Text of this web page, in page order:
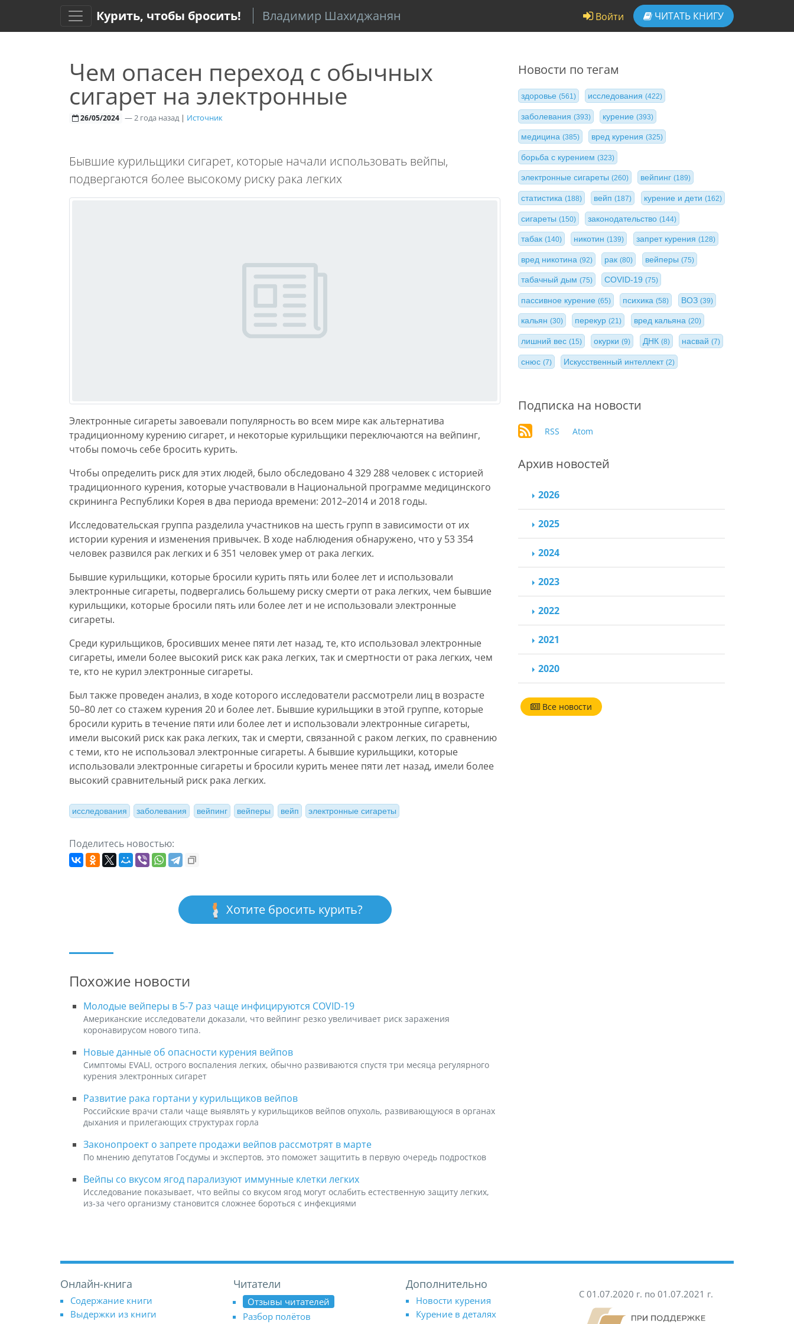
Курить, чтобы бросить! Владимир Шахиджанян Войти ЧИТАТЬ КНИГУ
Чем опасен переход с обычных
сигарет на электронные
26/05/2024 —2 года назад | Источник
Бывшие курильщики сигарет, которые начали использовать вейпы,
подвергаются более высокому риску рака легких
Электронные сигареты завоевали популярность во всем мире как альтернатива
традиционному курению сигарет, и некоторые курильщики переключаются на вейпинг,
чтобы помочь себе бросить курить.
Чтобы определить риск для этих людей, было обследовано 4 329 288 человек с историей
традиционного курения, которые участвовали в Национальной программе медицинского
скрининга Республики Корея в два периода времени: 2012–2014 и 2018 годы.
Исследовательская группа разделила участников на шесть групп в зависимости от их
истории курения и изменения привычек. В ходе наблюдения обнаружено, что у 53 354
человек развился рак легких и 6 351 человек умер от рака легких.
Бывшие курильщики, которые бросили курить пять или более лет и использовали
электронные сигареты, подвергались большему риску смерти от рака легких, чем бывшие
курильщики, которые бросили пять или более лет и не использовали электронные
сигареты.
Среди курильщиков, бросивших менее пяти лет назад, те, кто использовал электронные
сигареты, имели более высокий риск как рака легких, так и смертности от рака легких, чем
те, кто не курил электронные сигареты.
Был также проведен анализ, в ходе которого исследователи рассмотрели лиц в возрасте
50–80 лет со стажем курения 20 и более лет. Бывшие курильщики в этой группе, которые
бросили курить в течение пяти или более лет и использовали электронные сигареты,
имели высокий риск как рака легких, так и смерти, связанной с раком легких, по сравнению
с теми, кто не использовал электронные сигареты. А бывшие курильщики, которые
использовали электронные сигареты и бросили курить менее пяти лет назад, имели более
высокий сравнительный риск рака легких.
исследования заболевания вейпинг вейперы вейп электронные сигареты
Поделитесь новостью:
Хотите бросить курить?
Похожие новости
Молодые вейперы в 5-7 раз чаще инфицируются COVID-19
Американские исследователи доказали, что вейпинг резко увеличивает риск заражения
коронавирусом нового типа.
Новые данные об опасности курения вейпов
Симптомы EVALI, острого воспаления легких, обычно развиваются спустя три месяца регулярного
курения электронных сигарет
Развитие рака гортани у курильщиков вейпов
Российские врачи стали чаще выявлять у курильщиков вейпов опухоль, развивающуюся в органах
дыхания и прилегающих структурах горла
Законопроект о запрете продажи вейпов рассмотрят в марте
По мнению депутатов Госдумы и экспертов, это поможет защитить в первую очередь подростков
Вейпы со вкусом ягод парализуют иммунные клетки легких
Исследование показывает, что вейпы со вкусом ягод могут ослабить естественную защиту легких,
из-за чего организму становится сложнее бороться с инфекциями
Новости по тегам
здоровье (561) исследования(422)
заболевания (393) курение(393)
медицина (385) вред курения(325)
борьба с курением (323)
электронные сигареты (260) вейпинг(189)
статистика (188) вейп(187) курение и дети (162)
сигареты (150) законодательство(144)
табак (140) никотин(139) запрет курения (128)
вред никотина (92) рак(80) вейперы (75)
табачный дым (75) COVID-19(75)
пассивное курение (65) психика(58) ВОЗ (39)
кальян (30) перекур(21) вред кальяна (20)
лишний вес (15) окурки(9) ДНК (8) насвай(7)
снюс (7) Искусственный интеллект(2)
Подписка на новости
RSS Atom
Архив новостей
2026
2025
2024
2023
2022
2021
2020
Все новости
Онлайн-книга
Содержание книги
Выдержки из книги
Читатели
Отзывы читателей
Разбор полётов
Дополнительно
Новости курения
Курение в деталях
С 01.07.2020 г. по 01.07.2021 г.